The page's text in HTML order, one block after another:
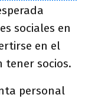
sociales en
en el
socios.
personal